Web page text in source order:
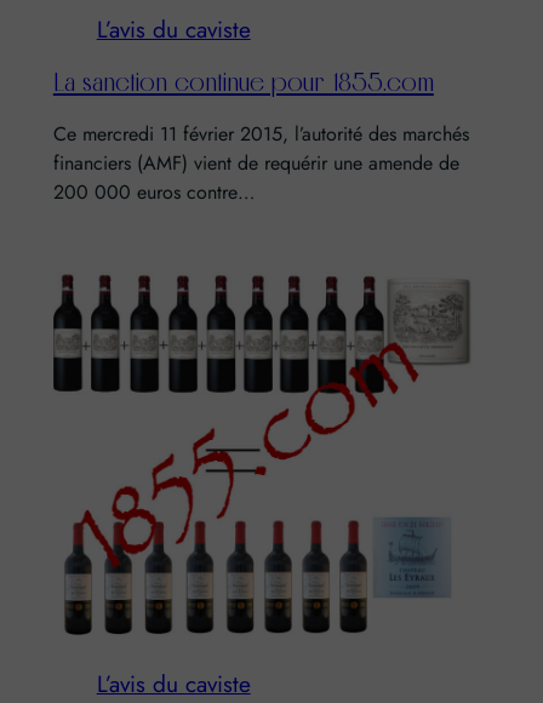
L’avis du caviste
La sanction continue pour 1855.com
Ce mercredi 11 février 2015, l’autorité des marchés
financiers (AMF) vient de requérir une amende de
200 000 euros contre…
L’avis du caviste